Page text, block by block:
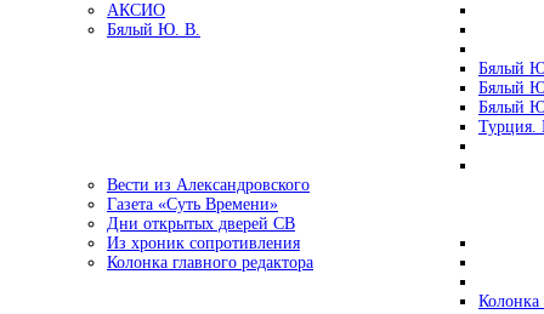
АКСИО
Бялый Ю. В.
Бялый
Бялый
Бялый
Турция.
Вести из Александровского
Газета «Суть Времени»
Дни открытых дверей СВ
Из хроник сопротивления
Колонка главного редактора
Колонка